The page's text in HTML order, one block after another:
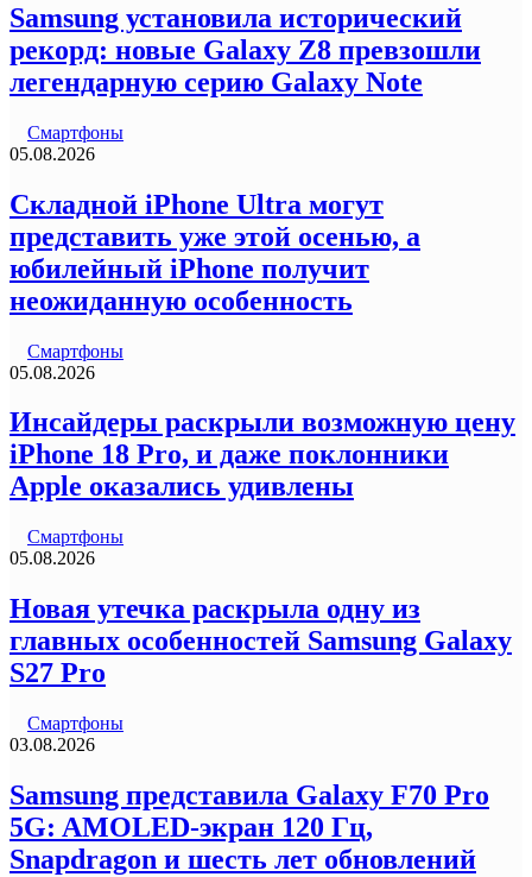
Samsung установила исторический
рекорд: новые Galaxy Z8 превзошли
легендарную серию Galaxy Note
Смартфоны
05.08.2026
Складной iPhone Ultra могут
представить уже этой осенью, а
юбилейный iPhone получит
неожиданную особенность
Смартфоны
05.08.2026
Инсайдеры раскрыли возможную цену
iPhone 18 Pro, и даже поклонники
Apple оказались удивлены
Смартфоны
05.08.2026
Новая утечка раскрыла одну из
главных особенностей Samsung Galaxy
S27 Pro
Смартфоны
03.08.2026
Samsung представила Galaxy F70 Pro
5G: AMOLED-экран 120 Гц,
Snapdragon и шесть лет обновлений